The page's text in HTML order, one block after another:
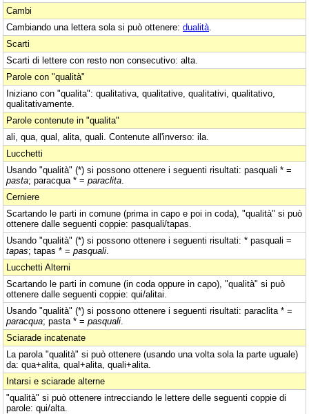
Cambi
Cambiando una lettera sola si può ottenere: dualità
Scarti
Scarti di lettere con resto non consecutivo: alta.
Parole con "qualità"
Iniziano con "qualita": qualitativa, qualitative, qualitativi, qualitativo,
qualitativamente.
Parole contenute in "qualita"
ali, qua, qual, alita, quali. Contenute all'inverso: ila.
Lucchetti
Usando "qualità" (*) si possono ottenere i seguenti risultati: pasquali * =
pasta; paracqua * = paraclita
Cerniere
Scartando le parti in comune (prima in capo e poi in coda), "qualità" si può
ottenere dalle seguenti coppie: pasquali/tapas.
Usando "qualità" (*) si possono ottenere i seguenti risultati: * pasquali =
tapas; tapas * = pasquali
Lucchetti Alterni
Scartando le parti in comune (in coda oppure in capo), "qualità" si può
ottenere dalle seguenti coppie: qui/alitai.
Usando "qualità" (*) si possono ottenere i seguenti risultati: paraclita * =
paracqua; pasta * = pasquali
Sciarade incatenate
La parola "qualità" si può ottenere (usando una volta sola la parte uguale)
da: qua+alita, qual+alita, quali+alita.
Intarsi e sciarade alterne
"qualità" si può ottenere intrecciando le lettere delle seguenti coppie di
parole: qui/alta.